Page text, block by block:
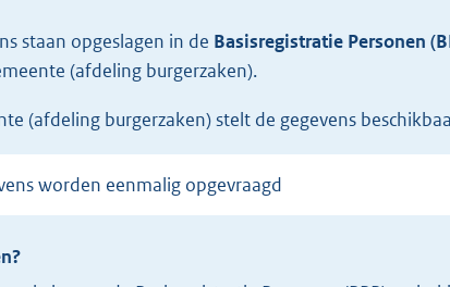
staan opgeslagen in de Basisregistratie Personen
(afdeling burgerzaken).
(afdeling burgerzaken) stelt de gegevens
worden eenmalig opgevraagd